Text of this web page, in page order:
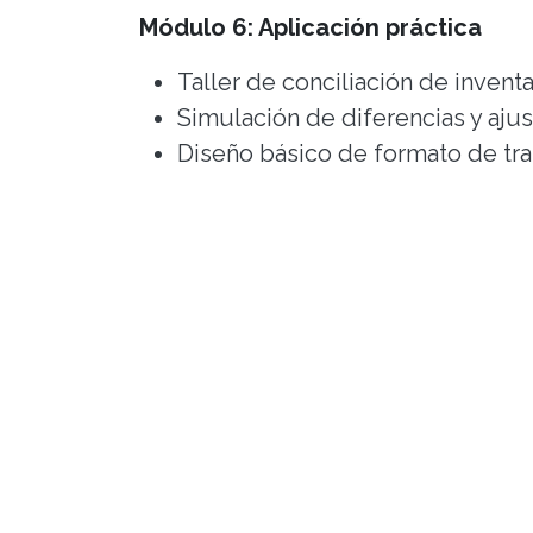
Módulo 6: Aplicación práctica
Taller de conciliación de
Simulación de diferencias y
Diseño básico de formato de